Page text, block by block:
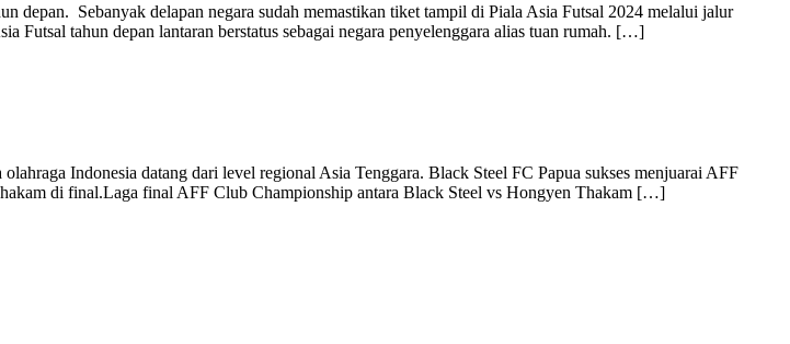
depan. Sebanyak delapan negara sudah memastikan tiket tampil di Piala Asia Futsal 2024 melalui jalur
Futsal tahun depan lantaran berstatus sebagai negara penyelenggara alias tuan rumah. […]
Indonesia datang dari level regional Asia Tenggara. Black Steel FC Papua sukses menjuarai AFF
di final.Laga final AFF Club Championship antara Black Steel vs Hongyen Thakam […]